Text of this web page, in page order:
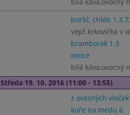
boršč, chléb
vepř.krkovička v
bramborák 1.3
ovoce
bílá káva,ovocný
Středa 19. 10. 2016 (11:00 - 13:55)
z ovesných
kuře na medu 6